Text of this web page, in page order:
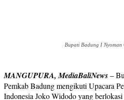
Bupati Badung I Nyoman
MANGUPURA, MediaBaliNews–
Pemkab Badung mengikuti Upacara
Indonesia Joko Widodo yang